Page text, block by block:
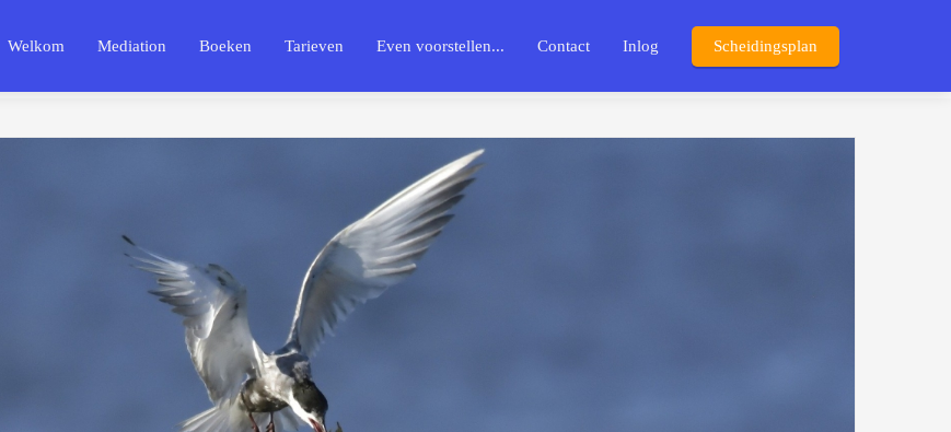
Welkom Mediation Boeken Tarieven Even voorstellen... Contact Inlog Scheidingsplan